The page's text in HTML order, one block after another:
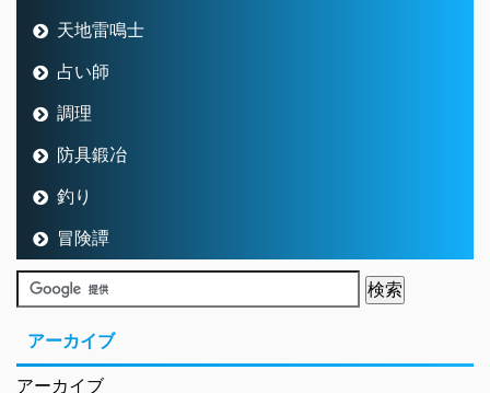
天地雷鳴士
占い師
調理
防具鍛冶
釣り
冒険譚
アーカイブ
アーカイブ